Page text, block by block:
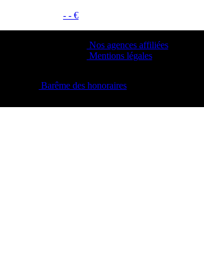
- - €
Nos agences affiliées
Mentions légales
Barême des honoraires